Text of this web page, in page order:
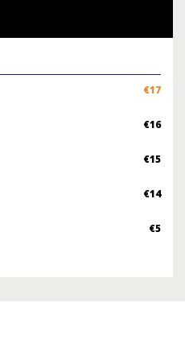
€17
€16
€15
€14
€5